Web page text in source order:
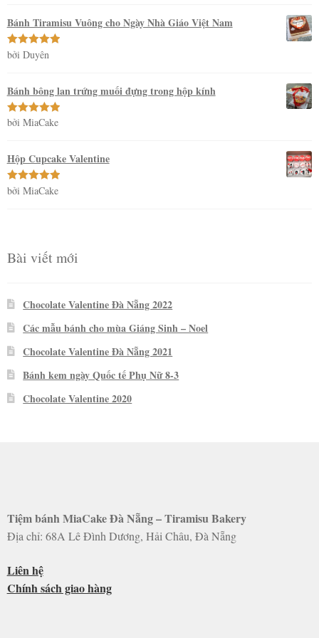
Bánh Tiramisu Vuông cho Ngày Nhà Giáo Việt Nam
Được xếp
bởi Duyên
Bánh bông lan trứng muối đựng trong hộp kính
Được xếp
bởi MiaCake
Hộp Cupcake Valentine
Được xếp
bởi MiaCake
Bài viết mới
Chocolate Valentine Đà Nẵng 2022
Các mẫu bánh cho mùa Giáng Sinh – Noel
Chocolate Valentine Đà Nẵng 2021
Bánh kem ngày Quốc tế Phụ Nữ 8-3
Chocolate Valentine 2020
Tiệm bánh MiaCake Đà Nẵng – Tiramisu Bakery
Địa chỉ: 68A Lê Đình Dương, Hải Châu, Đà Nẵng
Liên hệ
Chính sách giao hàng